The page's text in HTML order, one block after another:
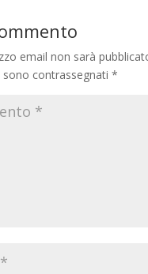
email non sarà
contrassegnati *